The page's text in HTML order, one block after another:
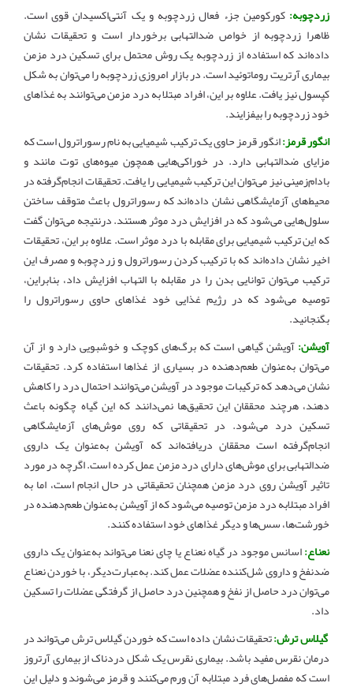
زردچوبه: کورکومین جزء فعال زردچوبه و یک آنتی‌اکسیدان قوی است.
ظاهرا زردچوبه از خواص ضدالتهابی برخوردار است و تحقیقات نشان
داده‌اند که استفاده از زردچوبه یک روش محتمل برای تسکین درد مزمن
بیماری آرتریت روماتوئید است. در بازار امروزی زردچوبه را می‌توان به شکل
کپسول نیز یافت. علاوه بر این، افراد مبتلا به درد مزمن می‌توانند به غذاهای
خود زردچوبه را بیفزایند.
انگور قرمز:انگور قرمز حاوی یک ترکیب شیمیایی به نام رسوراترول است که
مزایای ضدالتهابی دارد. در خوراکی‌هایی همچون میوه‌های توت مانند و
بادام‌زمینی نیز می‌توان این ترکیب شیمیایی را یافت. تحقیقات انجام‌گرفته در
محیط‌های آزمایشگاهی نشان داده‌اند که رسوراترول باعث متوقف ساختن
سلول‌هایی می‌شود که در افزایش درد موثر هستند. درنتیجه می‌توان گفت
که این ترکیب شیمیایی برای مقابله با درد موثر است. علاوه بر این، تحقیقات
اخیر نشان داده‌اند که با ترکیب کردن رسوراترول و زردچوبه و مصرف این
ترکیب می‌توان توانایی بدن را در مقابله با التهاب افزایش داد، بنابراین،
توصیه می‌شود که در رژیم غذایی خود غذاهای حاوی رسوراترول را
بگنجانید.
آویشن:آویشن گیاهی است که برگ‌های کوچک و خوشبویی دارد و از آن
می‌توان به‌عنوان طعم‌دهنده در بسیاری از غذاها استفاده کرد. تحقیقات
نشان می‌دهد که ترکیبات موجود در آویشن می‌توانند احتمال درد را کاهش
دهند، هرچند محققان این تحقیق‌ها نمی‌دانند که این گیاه چگونه باعث
تسکین درد می‌شود. در تحقیقاتی که روی موش‌های آزمایشگاهی
انجام‌گرفته است محققان دریافته‌اند که آویشن به‌عنوان یک داروی
ضدالتهابی برای موش‌های دارای درد مزمن عمل کرده است. اگرچه در مورد
تاثیر آویشن روی درد مزمن همچنان تحقیقاتی در حال انجام است، اما به
افراد مبتلابه درد مزمن توصیه می‌شود که از آویشن به‌عنوان طعم‌دهنده در
خورشت‌ها، سس‌ها و دیگر غذاهای خود استفاده کنند.
نعناع:اسانس موجود در گیاه نعناع یا چای نعنا می‌تواند به‌عنوان یک داروی
ضدنفخ و داروی شل‌کننده عضلات عمل کند. به‌عبارت‌دیگر، با خوردن نعناع
می‌توان درد حاصل از نفخ و همچنین درد حاصل از گرفتگی عضلات را تسکین
داد.
گیلاس ترش:تحقیقات نشان داده است که خوردن گیلاس ترش می‌تواند در
درمان نقرس مفید باشد. بیماری نقرس یک شکل دردناک از بیماری آرتروز
است که مفصل‌های فرد مبتلابه آن ورم می‌کنند و قرمز می‌شوند و دلیل این